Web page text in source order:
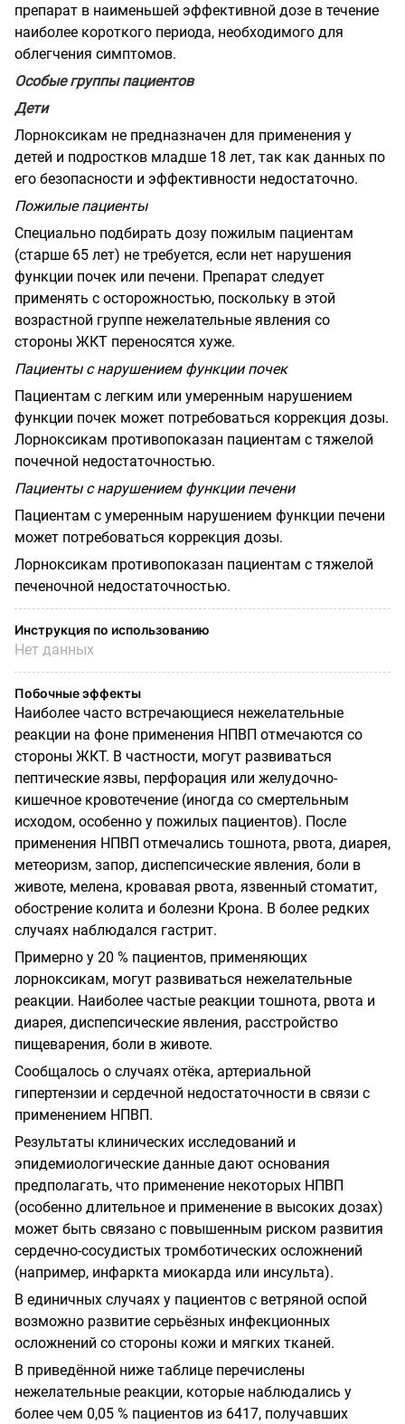
препарат в наименьшей эффективной дозе в течение
наиболее короткого периода, необходимого для
облегчения симптомов.
Особые группы пациентов
Дети
Лорноксикам не предназначен для приме­нения у
детей и подростков младше 18 лет, так как данных по
его безопасности и эф­фективности недостаточно.
Пожилые пациенты
Специально подбирать дозу пожилым па­циентам
(старше 65 лет) не требуется, если нет нарушения
функции почек или печени. Препарат следует
применять с осторожно­стью, поскольку в этой
возрастной группе нежелательные явления со
стороны ЖКТ переносятся хуже.
Пациенты с нарушением функции почек
Пациентам с легким или умеренным нарушением
функции почек может потре­боваться коррекция дозы.
Лорноксикам противопоказан пациентам с тяжелой
по­чечной недостаточностью.
Пациенты с нарушением функции печени
Пациентам с умеренным нарушением функции печени
может потребоваться кор­рекция дозы.
Лорноксикам противопоказан пациентам с тяжелой
печеночной недостаточностью.
Инструкция по использованию
Нет данных
Побочные эффекты
Наиболее часто встречающиеся нежелательные
реакции на фоне применения НПВП отмечаются со
стороны ЖКТ. В частности, могут развиваться
пептические язвы, перфорация или желудочно-
кишечное кровотечение (иногда со смертельным
исходом, особенно у пожилых пациентов). После
применения НПВП отмечались тошнота, рвота, диарея,
метеоризм, запор, диспепсические явления, боли в
животе, мелена, кровавая рвота, язвенный стоматит,
обострение колита и болезни Крона. В более редких
случаях наблюдался гастрит.
Примерно у 20 % пациентов, применяющих
лорноксикам, могут развиваться нежелательные
реакции. Наиболее частые реакции тошнота, рвота и
диарея, диспепсические явления, расстройство
пищеварения, боли в животе.
Сообщалось о случаях отёка, артериальной
гипертензии и сердечной недостаточности в связи с
применением НПВП.
Результаты клинических исследований и
эпидемиологические данные дают основания
предполагать, что применение некоторых НПВП
(особенно длительное и применение в высоких дозах)
может быть связано с повышенным риском развития
сердечно-сосудистых тромботических осложнений
(например, инфаркта миокарда или инсульта).
В единичных случаях у пациентов с ветряной оспой
возможно развитие серьёзных инфекционных
осложнений со стороны кожи и мягких тканей.
В приведённой ниже таблице перечислены
нежелательные реакции, которые наблюдались у
более чем 0,05 % пациентов из 6417, получавших